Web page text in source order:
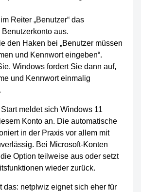
Reiter „Benutzer“ das
aus.
den Haken bei „Benutzer müssen
und Kennwort eingeben“.
Windows fordert Sie dann auf,
und Kennwort einmalig
meldet sich Windows 11
Konto an. Die automatische
in der Praxis vor allem mit
Bei Microsoft-Konten
Option teilweise aus oder setzt
wieder zurück.
das: netplwiz eignet sich eher für